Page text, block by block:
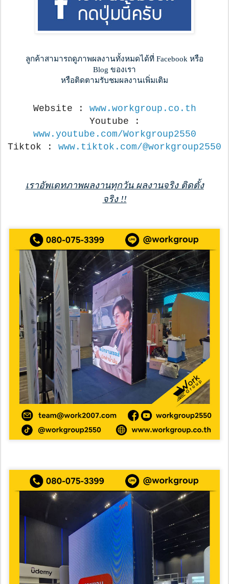
ลูกค้าสามารถดูภาพผลงานทั้งหมดได้ที่ Facebook หรือ
Blog ของเรา
หรือติดตามรับชมผลงานเพิ่มเติม
Website : www.workgroup.co.th
Youtube :
www.youtube.com/Workgroup2550
Tiktok : www.tiktok.com/@workgroup2550
เราอัพเดทภาพผลงานทุกวัน ผลงานจริง ติดตั้ง
จริง !!